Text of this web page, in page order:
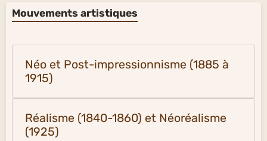
Mouvements artistiques
Néo et Post-impressionnisme (1885 à
1915)
Réalisme (1840-1860) et Néoréalisme
(1925)